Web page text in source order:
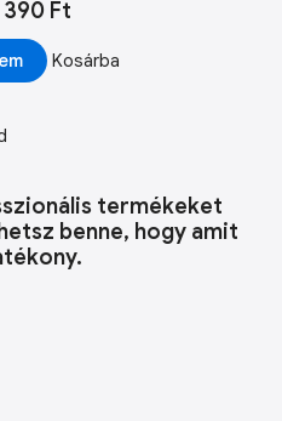
Ft
Kosárba
termékeket
benne, hogy amit